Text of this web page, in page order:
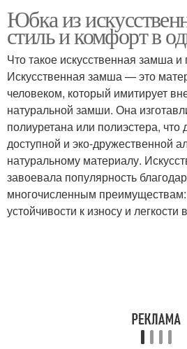
Юбка из
стиль и комфорт в
Что такое искусственная замша
Искусственная замша — это
человеком, который имитирует
натуральной замши. Она
полиуретана или полиэстера, что
доступной и эко-дружественной
натуральному материалу.
завоевала популярность
многочисленным преимуществам:
устойчивости к износу и легкости